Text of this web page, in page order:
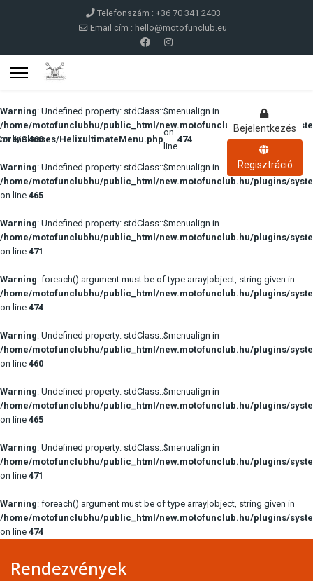
Telefonszám : +36 70 341 2403
Email cím : hello@motofunclub.eu
Classes/HelixultimateMenu.php
on
line
474
Bejelentkezés
Regisztráció
Warning: Undefined property: stdClass::$menualign in
/home/motofunclubhu/public_html/new.motofunclub.hu/plugins/
on line460
Warning: Undefined property: stdClass::$menualign in
/home/motofunclubhu/public_html/new.motofunclub.hu/plugins/
on line 465
Warning: Undefined property: stdClass::$menualign in
/home/motofunclubhu/public_html/new.motofunclub.hu/plugins/
on line 471
Warning: foreach() argument must be of type array|object, string given in
/home/motofunclubhu/public_html/new.motofunclub.hu/plugins/
on line 474
Warning: Undefined property: stdClass::$menualign in
/home/motofunclubhu/public_html/new.motofunclub.hu/plugins/
on line 460
Warning: Undefined property: stdClass::$menualign in
/home/motofunclubhu/public_html/new.motofunclub.hu/plugins/
on line 465
Warning: Undefined property: stdClass::$menualign in
/home/motofunclubhu/public_html/new.motofunclub.hu/plugins/
on line 471
Warning: foreach() argument must be of type array|object, string given in
/home/motofunclubhu/public_html/new.motofunclub.hu/plugins/
on line 474
Rendezvények